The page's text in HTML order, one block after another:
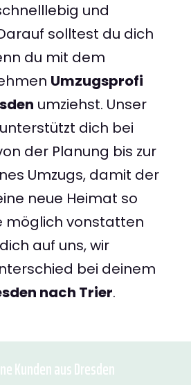
und
solltest du dich
du mit dem
Umzugsprofi
umziehst. Unser
dich bei
der Planung bis zur
Umzugs, damit der
neue Heimat so
möglich vonstatten
auf uns, wir
bei deinem
nach Trier.
Kunden aus Dresden